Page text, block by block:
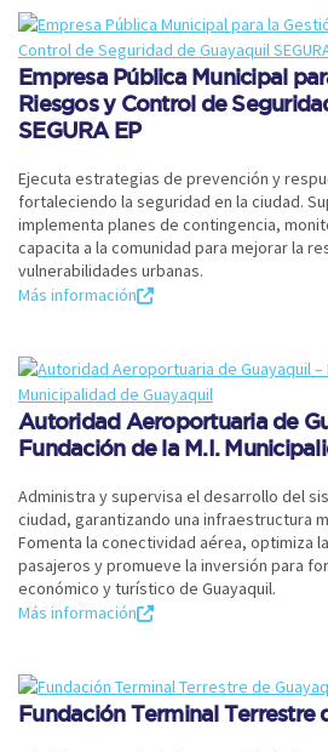
Empresa Pública Municipal
Riesgos y Control de
SEGURA EP
Ejecuta estrategias de prevención y
fortaleciendo la seguridad en la ciudad.
implementa planes de contingencia,
capacita a la comunidad para mejorar la
vulnerabilidades urbanas.
Más información
Autoridad Aeroportuaria de
Fundación de la M.I.
Administra y supervisa el desarrollo del
ciudad, garantizando una infraestructura
Fomenta la conectividad aérea, optimiza
pasajeros y promueve la inversión para
económico y turístico de Guayaquil.
Más información
Fundación Terminal Terrestre